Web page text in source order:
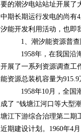
要的潮汐电站站址开展了
中期长期运行发电的尚有
汐能开发利用活动，也即
1、潮汐能资源普查
1958年，在我国沿
开展了一系列资源调查工
能资源总装机容量为915.9
1958年10月，全国
成了 “钱塘江河口等大型
塘江下游综合治理第二期
近期建设计划。1960年4